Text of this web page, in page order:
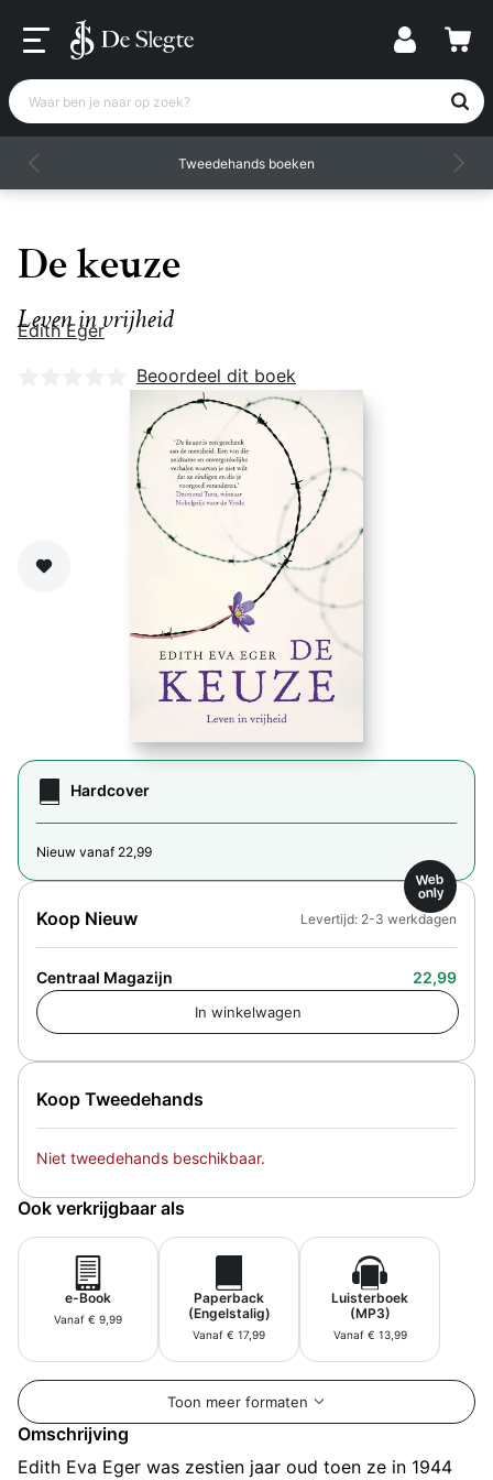
Waar ben je naar op zoek?
Tweedehands boeken
De keuze
Leven in vrijheid
Edith Eger
Nog geen beoordelingen
Beoordeel dit boek
Hardcover
Nieuw vanaf 22,99
Koop Tweedehands
Niet tweedehands beschikbaar.
Koop Nieuw
Web
only
Centraal Magazijn 22,99
Levertijd: 2-3 werkdagen
Ook verkrijgbaar als
e-Book
Vanaf € 9,99
Paperback
(Engelstalig)
Vanaf € 17,99
Luisterboek
(MP3)
Vanaf € 13,99
Toon meer formaten
Omschrijving
Edith Eva Eger was zestien jaar oud toen ze in 1944